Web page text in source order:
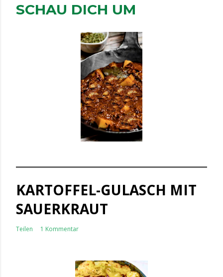
SCHAU DICH UM
KARTOFFEL-GULASCH MIT
SAUERKRAUT
Teilen 1 Kommentar